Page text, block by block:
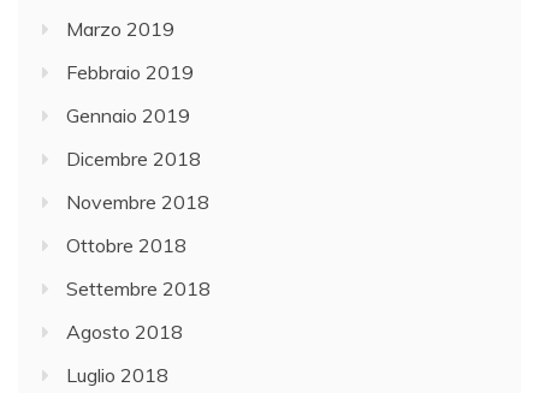
Marzo 2019
Febbraio 2019
Gennaio 2019
Dicembre 2018
Novembre 2018
Ottobre 2018
Settembre 2018
Agosto 2018
Luglio 2018